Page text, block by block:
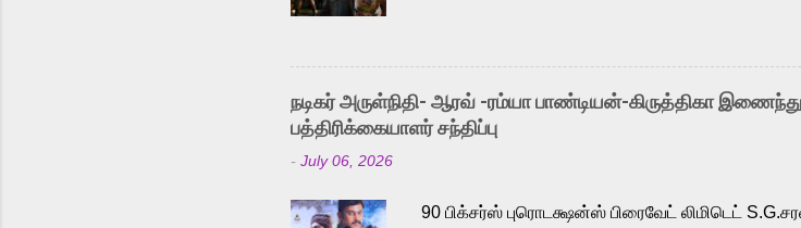
Adding to the growing buzz is the film’s
singer Karthik, who lends his voice to the iconic
like “Behene De” from Raavan, “Oru Maalai”
Karthik is loved for his versatile voice and strong
a strong fit for the legendary character. Adithya
நடிகர் அருள்நிதி- ஆரவ் -ரம்யா பாண்டியன்-கிருத்திகா
பத்திரிக்கையாளர் சந்திப்பு
- July 06, 2026
90 பிக்சர்ஸ் புரொடக்ஷன்ஸ் பிரைவேட் லிமிடெட்